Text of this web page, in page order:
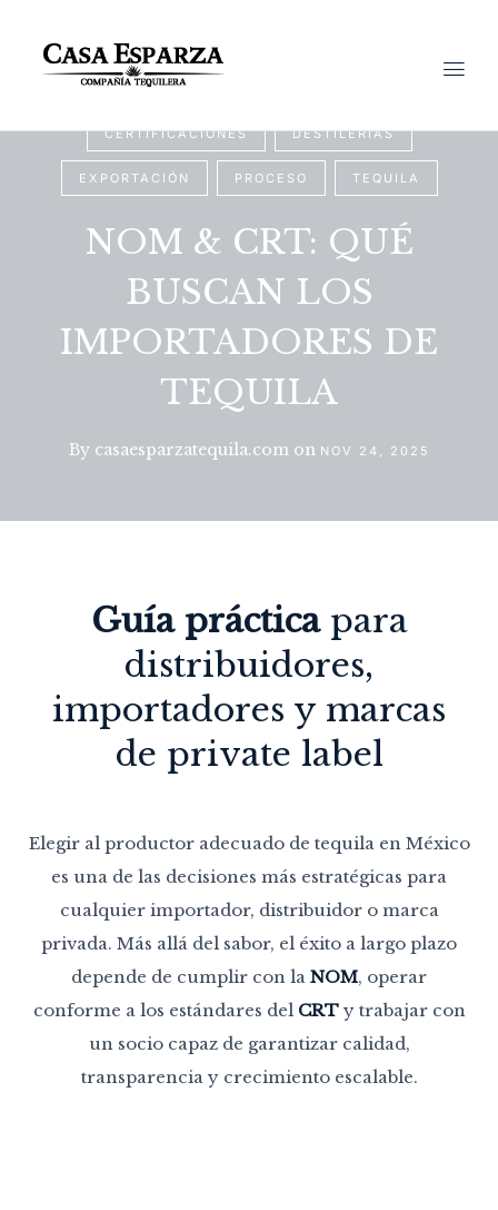
CERTIFICACIONES DESTILERÍAS
EXPORTACIÓN PROCESO TEQUILA
NOM & CRT: QUÉ
BUSCAN LOS
IMPORTADORES DE
TEQUILA
By casaesparzatequila.comon NOV 24, 2025
Guía prácticapara
distribuidores,
importadores y marcas
de private label
Elegir al productor adecuado de tequila en México
es una de las decisiones más estratégicas para
cualquier importador, distribuidor o marca
privada. Más allá del sabor, el éxito a largo plazo
depende de cumplir con la NOM, operar
conforme a los estándares del CRTy trabajar con
un socio capaz de garantizar calidad,
transparencia y crecimiento escalable.